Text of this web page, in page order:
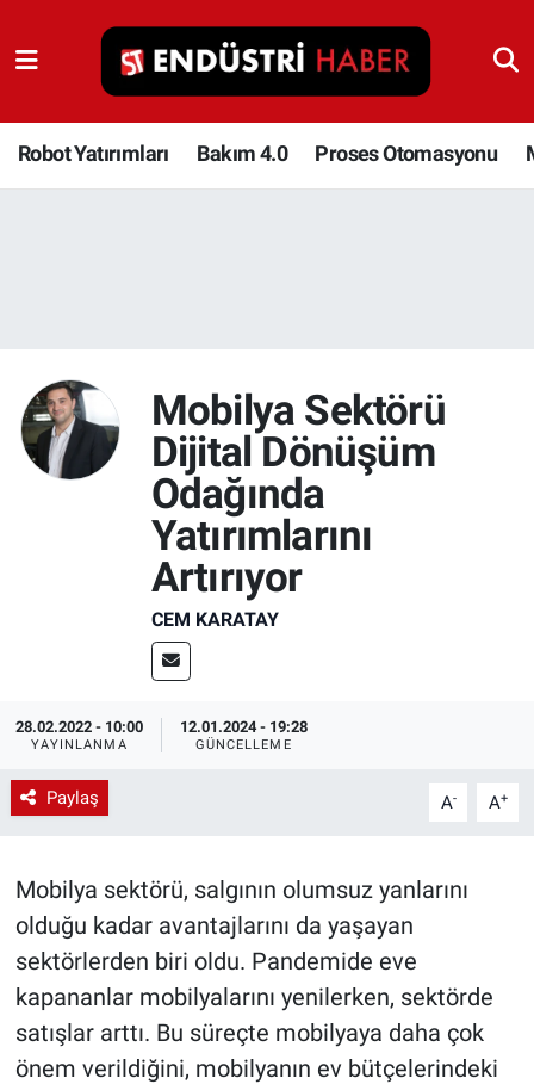
Robot Yatırımları Bakım 4.0 Proses Otomasyonu
Mobilya Sektörü
Dijital Dönüşüm
Odağında
Yatırımlarını
Artırıyor
CEM KARATAY
28.02.2022 - 10:00
YAYINLANMA
12.01.2024 - 19:28
GÜNCELLEME
Paylaş A- A+
Mobilya sektörü, salgının olumsuz yanlarını
olduğu kadar avantajlarını da yaşayan
sektörlerden biri oldu. Pandemide eve
kapananlar mobilyalarını yenilerken, sektörde
satışlar arttı. Bu süreçte mobilyaya daha çok
önem verildiğini, mobilyanın ev bütçelerindeki
Robot Yatırımları
Bakım 4.0
Depolama Çözümleri
İnşaat ve Malzeme
HaberOrtak
EndüstriST
Enerjisini Üreten Fabrikalar
Ağır Sanayi Çözümleri